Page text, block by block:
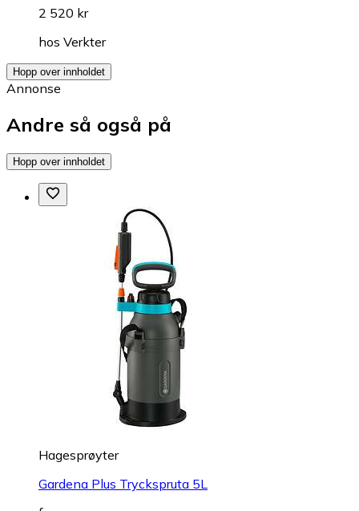
2 520 kr
hos Verkter
Hopp over innholdet
Annonse
Andre så også på
Hopp over innholdet
Hagesprøyter
Gardena Plus Tryckspruta 5L